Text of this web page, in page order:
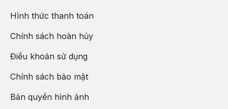
Hình thức thanh toán
Chính sách hoàn hủy
Điều khoản sử dụng
Chính sách bảo mật
Bản quyền hình ảnh